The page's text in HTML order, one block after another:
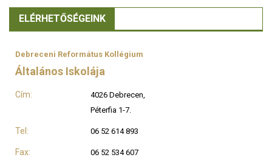
ELÉRHETŐSÉGEINK
Debreceni Református Kollégium
Általános Iskolája
Cím:
4026 Debrecen,
Péterfia 1-7.
Tel: 06 52 614 893
Fax: 06 52 534 607